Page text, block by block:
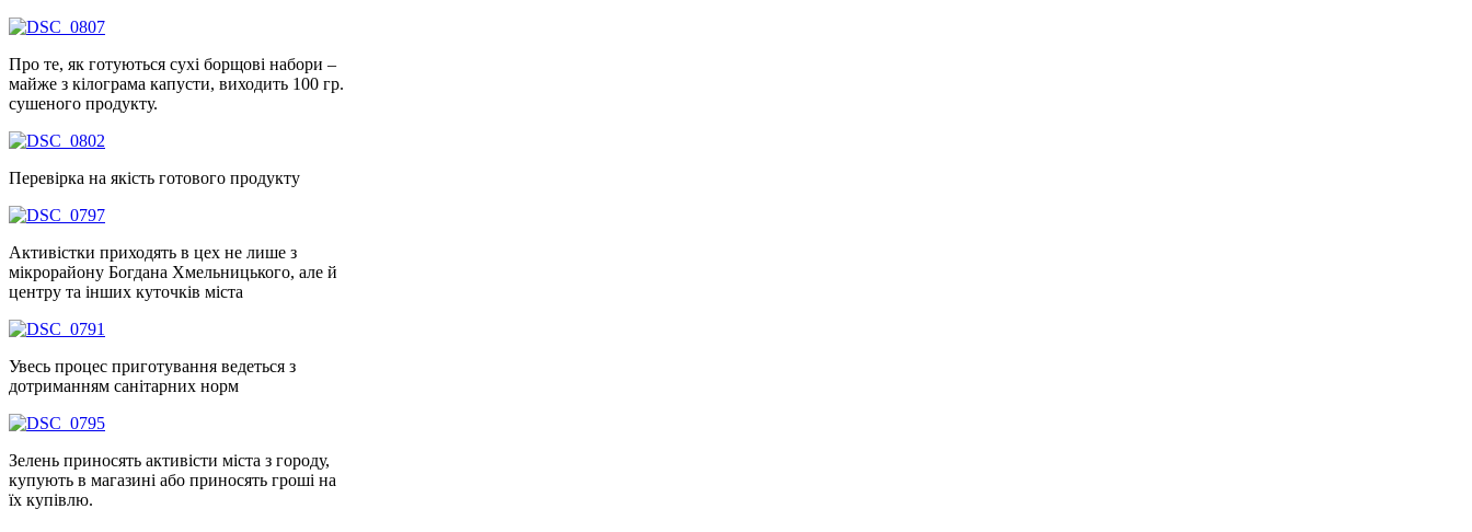
Про те, як готуються сухі борщові набори –
майже з кілограма капусти, виходить 100 гр.
сушеного продукту.
Перевірка на якість готового продукту
Активістки приходять в цех не лише з
мікрорайону Богдана Хмельницького, але й
центру та інших куточків міста
Увесь процес приготування ведеться з
дотриманням санітарних норм
Зелень приносять активісти міста з городу,
купують в магазині або приносять гроші на
їх купівлю.